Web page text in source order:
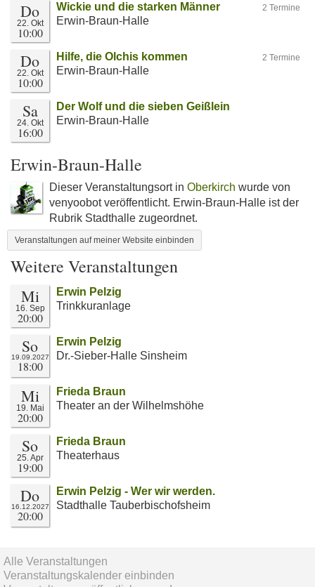
Do
22. Okt
10:00
2 Termine
Wickie und die starken Männer
Erwin-Braun-Halle
Do
22. Okt
10:00
2 Termine
Hilfe, die Olchis kommen
Erwin-Braun-Halle
Sa
24. Okt
16:00
Der Wolf und die sieben Geißlein
Erwin-Braun-Halle
Erwin-Braun-Halle
Dieser Veranstaltungsort in Oberkirch wurde von
venyoobot veröffentlicht. Erwin-Braun-Halle ist der
Rubrik Stadthalle zugeordnet.
Veranstaltungen auf meiner Website einbinden
Weitere Veranstaltungen
Mi
16. Sep
20:00
Erwin Pelzig
Trinkkuranlage
So
19.09.2027
18:00
Erwin Pelzig
Dr.-Sieber-Halle Sinsheim
Mi
19. Mai
20:00
Frieda Braun
Theater an der Wilhelmshöhe
So
25. Apr
19:00
Frieda Braun
Theaterhaus
Do
16.12.2027
20:00
Erwin Pelzig - Wer wir werden.
Stadthalle Tauberbischofsheim
Alle Veranstaltungen
Veranstaltungskalender einbinden